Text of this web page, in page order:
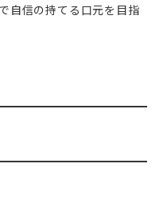
自信の持てる口元を目指
矯正について